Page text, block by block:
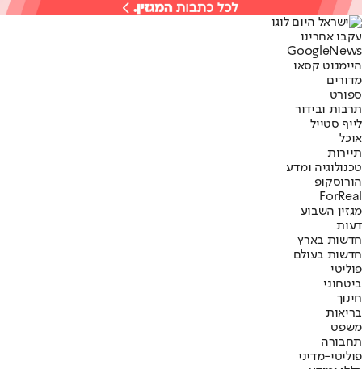
עקבו אחרינו
GoogleNews
היימנוט קסאו
מדורים
ספורט
תרבות ובידור
לייף סטייל
אוכל
תיירות
טכנולוגיה ומדע
הורוסקופ
ForReal
מגזין השבוע
דעות
חדשות בארץ
חדשות בעולם
פוליטי
ביטחוני
חינוך
בריאות
משפט
תחבורה
פוליטי-מדיני